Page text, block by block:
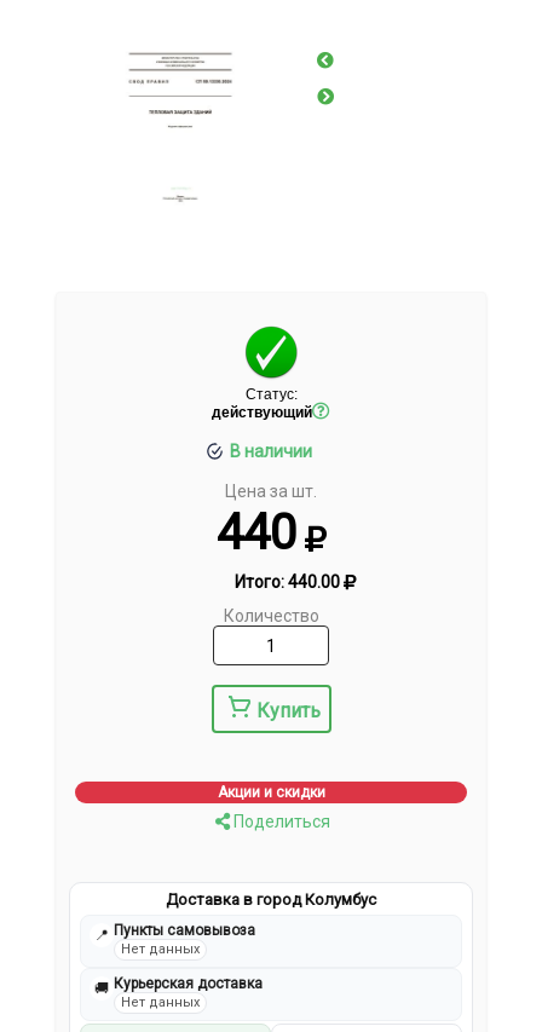
Статус:
действующий
В наличии
Цена за шт.
440
Итого:440.00
Количество
Купить
Акции и скидки
Поделиться
Доставка в город Колумбус
📍 Пункты самовывоза
Нет данных
🚚 Курьерская доставка
Нет данных